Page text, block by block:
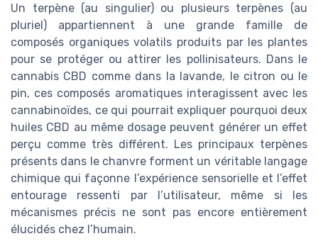
Un terpène (au singulier) ou plusieurs terpènes (au
pluriel) appartiennent à une grande famille de
composés organiques volatils produits par les plantes
pour se protéger ou attirer les pollinisateurs. Dans le
cannabis CBD comme dans la lavande, le citron ou le
pin, ces composés aromatiques interagissent avec les
cannabinoïdes, ce qui pourrait expliquer pourquoi deux
huiles CBD au même dosage peuvent générer un effet
perçu comme très différent. Les principaux terpènes
présents dans le chanvre forment un véritable langage
chimique qui façonne l’expérience sensorielle et l’effet
entourage ressenti par l’utilisateur, même si les
mécanismes précis ne sont pas encore entièrement
élucidés chez l’humain.